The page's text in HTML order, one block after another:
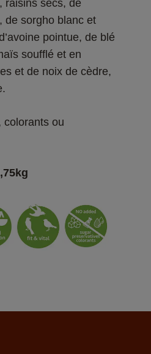
raisins secs, de
de sorgho blanc et
pointue, de blé
soufflé et en
et de noix de cèdre,
colorants ou